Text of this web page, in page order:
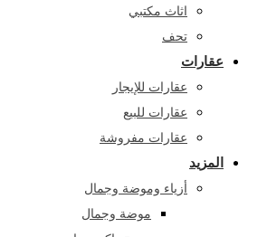
اثاث مكتبي
تحف
عقارات
عقارات للإيجار
عقارات للبيع
عقارات مفروشة
المزيد
أزياء وموضة وجمال
موضة وجمال